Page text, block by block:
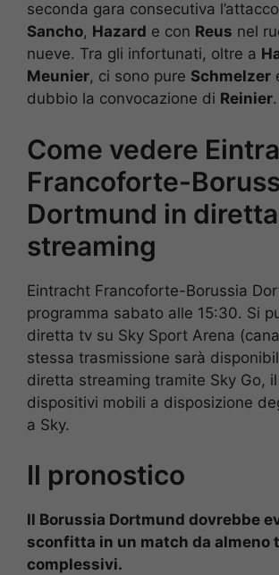
seconda gara consecutiva
Sancho, Hazard e con Reus nel
nueve. Tra gli infortunati, oltre a
Meunier, ci sono pure Schmelzer
dubbio la convocazione di Reinier.
Come vedere
Francoforte-
Dortmund in
streaming
Eintracht Francoforte-Borussia
programma sabato alle 15:30. Si
diretta tv su Sky Sport Arena
stessa trasmissione sarà
diretta streaming tramite Sky Go,
dispositivi mobili a disposizione
a Sky.
Il pronostico
Il Borussia Dortmund dovrebbe
sconfitta in un match da almeno
complessivi.